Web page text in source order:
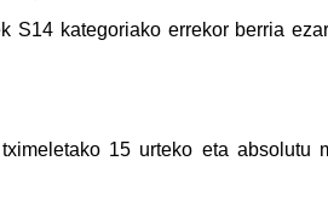
S14 kategoriako errekor berria
15 urteko eta absolutu